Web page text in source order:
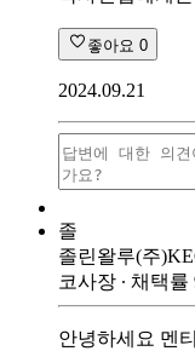
좋아요 0
2024.09.21
졸
졸린왈루(주
코사장 ∙ 채택률
안녕하세요 멘